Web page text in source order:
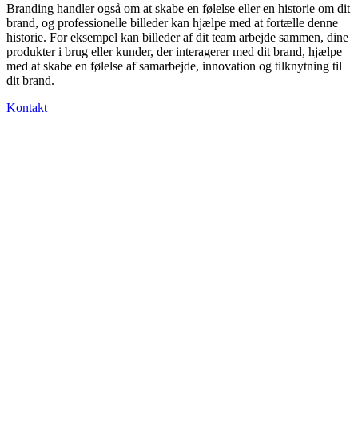
Branding handler også om at skabe en følelse eller en historie om dit
brand, og professionelle billeder kan hjælpe med at fortælle denne
historie. For eksempel kan billeder af dit team arbejde sammen, dine
produkter i brug eller kunder, der interagerer med dit brand, hjælpe
med at skabe en følelse af samarbejde, innovation og tilknytning til
dit brand.
Kontakt